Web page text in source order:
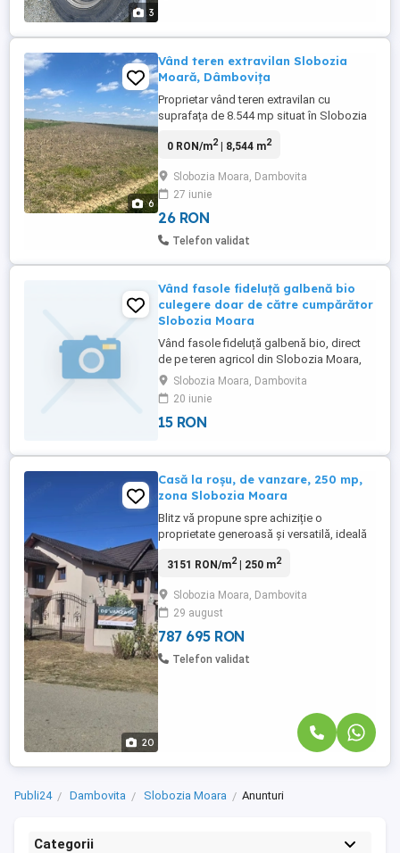
3
6
Vând teren extravilan Slobozia
Moară, Dâmbovița
Proprietar vând teren extravilan cu
suprafața de 8.544 mp situat în Slobozia
acces rapid către DN7. Acces direct la
Teren compact, ușor de exploatat
Potențial bun pentru investiție pe termen
lung Ideal pentru orice ...
0 RON/m2| 8,544 m2
Slobozia Moara, Dambovita
27 iunie
26 RON
Telefon validat
Vând fasole fideluță galbenă bio
culegere doar de către cumpărător
Slobozia Moara
Vând fasole fideluță galbenă bio, direct
de pe teren agricol din Slobozia Moara,
județul Dâmbovița. Fasolea se vinde
numai cu cules de către cumpărător. Nu
oferim fasole gata culeasă și nu culegem
la comandă. Cumpărătorul vine la teren,
fasolea se cântărește ...
Slobozia Moara, Dambovita
20 iunie
15 RON
20
Casă la roșu, de vanzare, 250 mp,
zona Slobozia Moara
Blitz vă propune spre achiziție o
proprietate generoasă și versatilă, ideală
spațioasă, amplasată într-o zonă în plină
Localizare premium: Situată pe un drum
asfaltat, cu iluminat public, în proximitatea
DN7 – modernizat ...
3151 RON/m2| 250 m2
Slobozia Moara, Dambovita
29 august
787 695 RON
Telefon validat
Publi24 Dambovita Slobozia Moara Anunturi
Categorii